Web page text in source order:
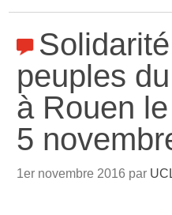
peuples
à Rouen le
5
1er novembre 2016 par